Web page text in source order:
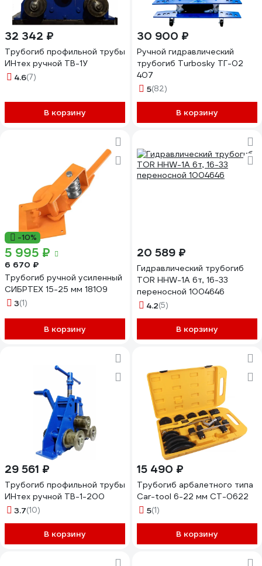
32 342 ₽
Трубогиб профильной трубы
ИНтех ручной ТВ-1У
4.6(7)
В корзину
30 900 ₽
Ручной гидравлический
трубогиб Turbosky ТГ-02
407
5(82)
В корзину
-10%
5 995 ₽
6 670 ₽
Трубогиб ручной усиленный
СИБРТЕХ 15-25 мм 18109
3(1)
В корзину
20 589 ₽
Гидравлический трубогиб
TOR HHW-1A 6т, 16-33
переносной 1004646
4.2(5)
В корзину
29 561 ₽
Трубогиб профильной трубы
ИНтех ручной ТВ-1-200
3.7(10)
В корзину
15 490 ₽
Трубогиб арбалетного типа
Car-tool 6-22 мм CT-0622
5(1)
В корзину